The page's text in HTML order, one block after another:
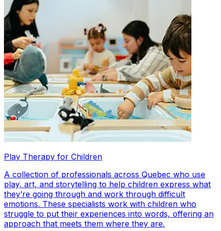
Play Therapy for Children
A collection of professionals across Quebec who use
play, art, and storytelling to help children express what
they’re going through and work through difficult
emotions. These specialists work with children who
struggle to put their experiences into words, offering an
approach that meets them where they are.